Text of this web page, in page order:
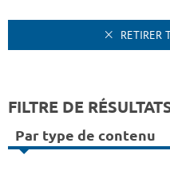
RETIRER
FILTRE DE
Par type de contenu